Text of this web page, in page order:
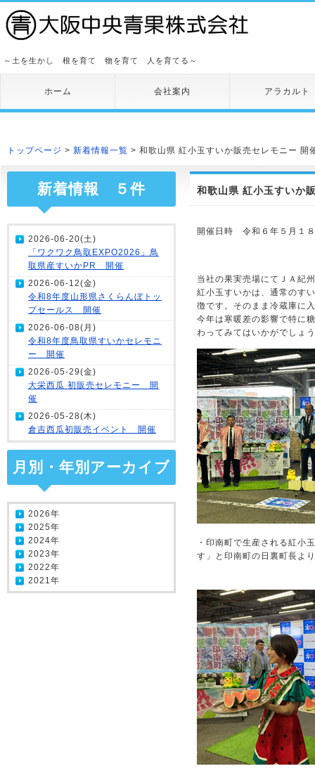
～土を生かし 根を育て 物を育て 人を育てる～
ホーム 会社案内 アラカルト
トップページ > 新着情報一覧 > 和歌山県 紅小玉すいか販売セレモニー 開
和歌山県 紅小玉すいか
開催日時 令和６年５月１
当社の果実売場にてＪＡ紀
紅小玉すいかは、通常のす
徴です。そのまま冷蔵庫に
今年は寒暖差の影響で特に
わってみてはいかがでしょ
・印南町で生産される紅小
す」と印南町の日裏町長よ
新着情報 ５件
2026-06-20(土)
「ワクワク鳥取EXPO2026」鳥
取県産すいかPR 開催
2026-06-12(金)
令和8年度山形県さくらんぼトッ
プセールス 開催
2026-06-08(月)
令和8年度鳥取県すいかセレモニ
ー 開催
2026-05-29(金)
大栄西瓜 初販売セレモニー 開
催
2026-05-28(木)
倉吉西瓜初販売イベント 開催
月別・年別アーカイブ
2026年
2025年
2024年
2023年
2022年
2021年